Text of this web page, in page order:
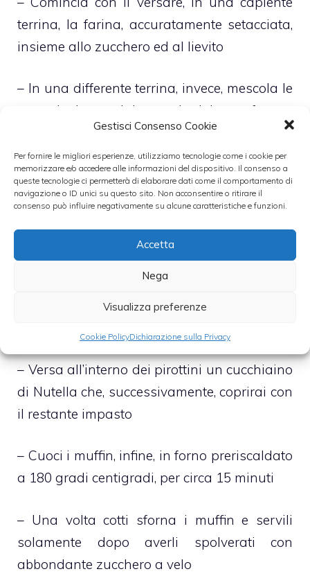
Gestisci Consenso Cookie
Per fornire le migliori esperienze, utilizziamo tecnologie come i cookie per
memorizzare e/o accedere alle informazioni del dispositivo. Il consenso a
queste tecnologie ci permetterà di elaborare dati come il comportamento di
navigazione o ID unici su questo sito. Non acconsentire o ritirare il
consenso può influire negativamente su alcune caratteristiche e funzioni.
Accetta
Nega
Visualizza preferenze
Cookie PolicyDichiarazione sulla Privacy
terrina, la farina, accuratamente setacciata,
insieme allo zucchero ed al lievito
– In una differente terrina, invece, mescola le
uova insieme al latte ed al burro fuso e
– Una volta bel amalgamati unisci i due
composti così da ottenere un unico impasto
sufficientemente morbido
– Unisci, infine, anche un cucchiaio di
Nutella e versa l’impasto nei pirottini
– Versa all’interno dei pirottini un cucchiaino
di Nutella che, successivamente, coprirai con
il restante impasto
– Cuoci i muffin, infine, in forno preriscaldato
a 180 gradi centigradi, per circa 15 minuti
– Una volta cotti sforna i muffin e servili
solamente dopo averli spolverati con
abbondante zucchero a velo